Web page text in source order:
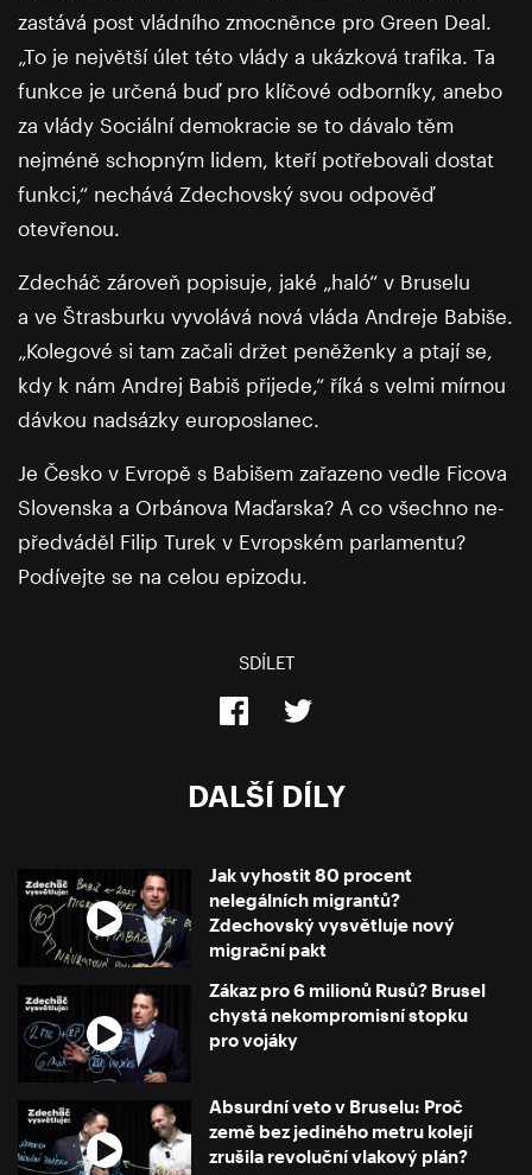
zastává post vládního zmocněnce pro Green Deal.
„To je největší úlet této vlády a ukázková trafika. Ta
funkce je určená buď pro klíčové odborníky, anebo
za vlády Sociální demokracie se to dávalo těm
nejméně schopným lidem, kteří potřebovali dostat
funkci,“ nechává Zdechovský svou odpověď
otevřenou.
Zdecháč zároveň popisuje, jaké „haló“ v Bruselu
a ve Štrasburku vyvolává nová vláda Andreje Babiše.
„Kolegové si tam začali držet peněženky a ptají se,
kdy k nám Andrej Babiš přijede,“ říká s velmi mírnou
dávkou nadsázky europoslanec.
Je Česko v Evropě s Babišem zařazeno vedle Ficova
Slovenska a Orbánova Maďarska? A co všechno ne-
předváděl Filip Turek v Evropském parlamentu?
Podívejte se na celou epizodu.
SDÍLET
DALŠÍ DÍLY
Jak vyhostit 80 procent
nelegálních migrantů?
Zdechovský vysvětluje nový
migrační pakt
Zákaz pro 6 milionů Rusů? Brusel
chystá nekompromisní stopku
pro vojáky
Absurdní veto v Bruselu: Proč
země bez jediného metru kolejí
zrušila revoluční vlakový plán?